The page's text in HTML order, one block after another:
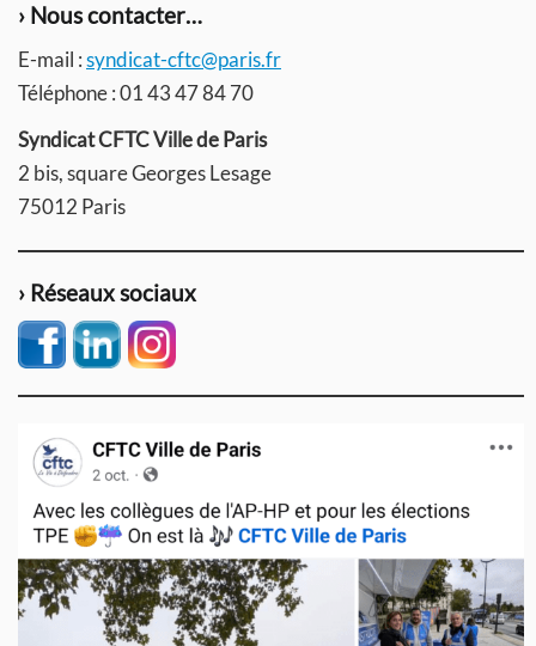
› Nous contacter…
E-mail :syndicat-cftc@paris.fr
Téléphone : 01 43 47 84 70
Syndicat CFTC Ville de Paris
2 bis, square Georges Lesage
75012 Paris
› Réseaux sociaux